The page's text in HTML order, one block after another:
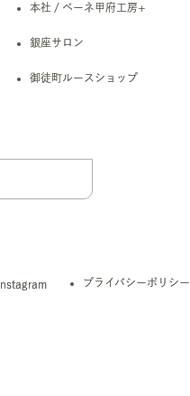
本社 / ベーネ甲府工房+
銀座サロン
御徒町ルースショップ
Instagram プライバシーポリシー